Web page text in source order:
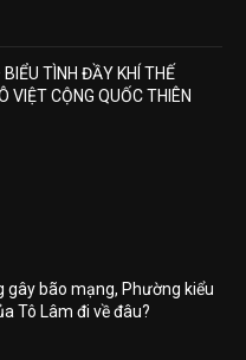
TÌNH ĐẦY KHÍ THẾ
VIỆT CỘNG QUỐC THIÊN
gây bão mạng, Phường kiểu
Tô Lâm đi về đâu?